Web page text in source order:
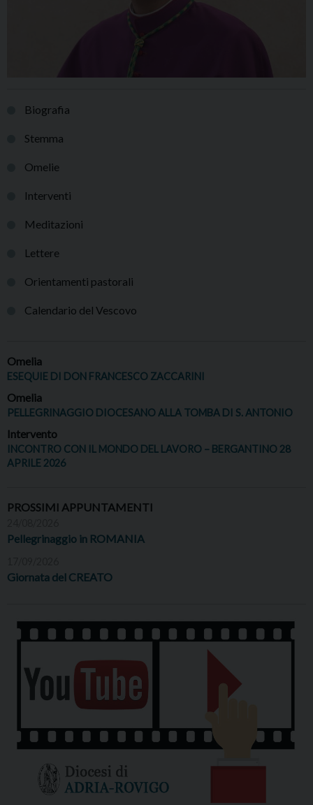
Biografia
Stemma
Omelie
Interventi
Meditazioni
Lettere
Orientamenti pastorali
Calendario del Vescovo
Omelia
ESEQUIE DI DON FRANCESCO ZACCARINI
Omelia
PELLEGRINAGGIO DIOCESANO ALLA TOMBA DI S. ANTONIO
Intervento
INCONTRO CON IL MONDO DEL LAVORO – BERGANTINO 28
APRILE 2026
PROSSIMI APPUNTAMENTI
Pellegrinaggio in ROMANIA
Giornata del CREATO